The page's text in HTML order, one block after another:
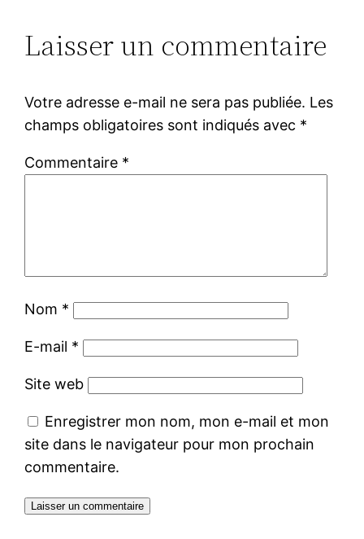
Laisser un commentaire
Votre adresse e-mail ne sera pas publiée. Les
champs obligatoires sont indiqués avec *
Commentaire *
Nom *
E-mail *
Site web
Enregistrer mon nom, mon e-mail et mon
site dans le navigateur pour mon prochain
commentaire.